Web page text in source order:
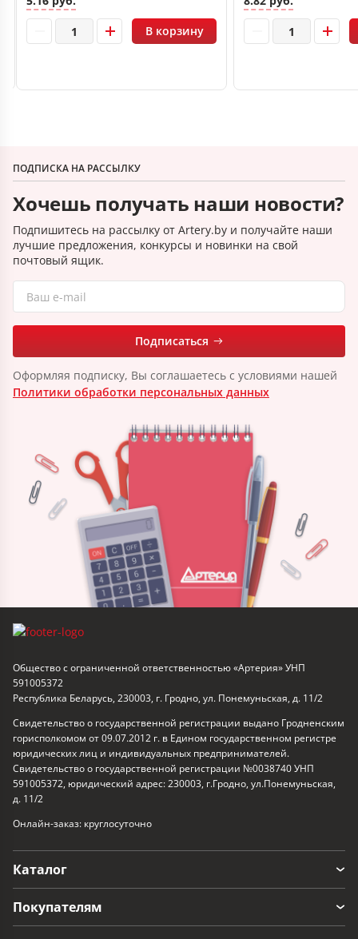
В корзину
ПОДПИСКА НА РАССЫЛКУ
Хочешь получать наши новости?
Подпишитесь на рассылку от Artery.by и получайте наши
лучшие предложения, конкурсы и новинки на свой
почтовый ящик.
Подписаться
Оформляя подписку, Вы соглашаетесь с условиями нашей
Политики обработки персональных данных
Общество с ограниченной ответственностью «Артерия» УНП
591005372
Республика Беларусь, 230003, г. Гродно, ул. Понемуньская, д. 11/2
Свидетельство о государственной регистрации выдано Гродненским
горисполкомом от 09.07.2012 г. в Едином государственном регистре
юридических лиц и индивидуальных предпринимателей.
Свидетельство о государственной регистрации №0038740 УНП
591005372, юридический адрес: 230003, г.Гродно, ул.Понемуньская,
д. 11/2
Онлайн-заказ: круглосуточно
Каталог
Покупателям